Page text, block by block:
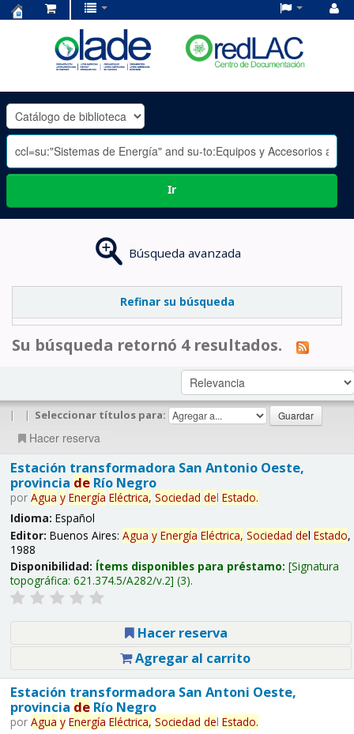
OLADE
-
Ir
Búsqueda avanzada
Refinar su búsqueda
Su búsqueda retornó 4 resultados.
| | Seleccionar títulos para:
Hacer reserva
Estación transformadora San Antonio Oeste,
provincia deRío Negro
por Agua y Energía Eléctrica, Sociedad del Estado.
Idioma: Español
Editor: Buenos Aires: Agua y Energía Eléctrica, Sociedad del Estado,
1988
Disponibilidad: Ítems disponibles para préstamo: Signatura
topográfica: 621.374.5/A282/v.2 (3).
Hacer reserva
Agregar al carrito
Estación transformadora San Antoni Oeste,
provincia deRío Negro
por Agua y Energía Eléctrica, Sociedad del Estado.